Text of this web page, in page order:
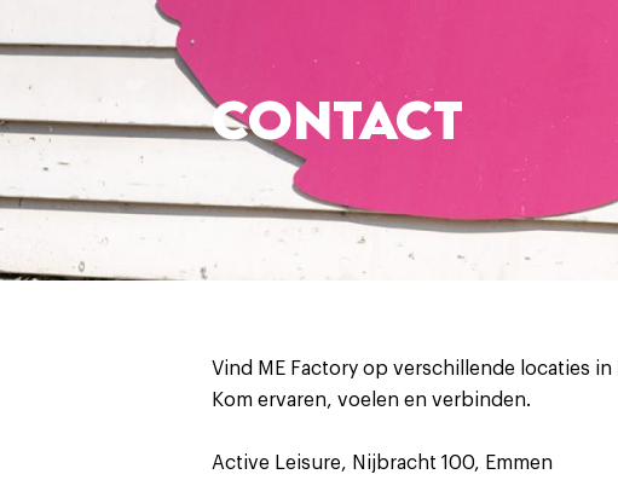
CONTACT
Vind ME Factory op verschillende locaties
Kom ervaren, voelen en verbinden.
Active Leisure, Nijbracht 100, Emmen